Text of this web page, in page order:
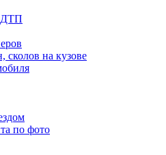
ДТП
сколов на кузове
по фото